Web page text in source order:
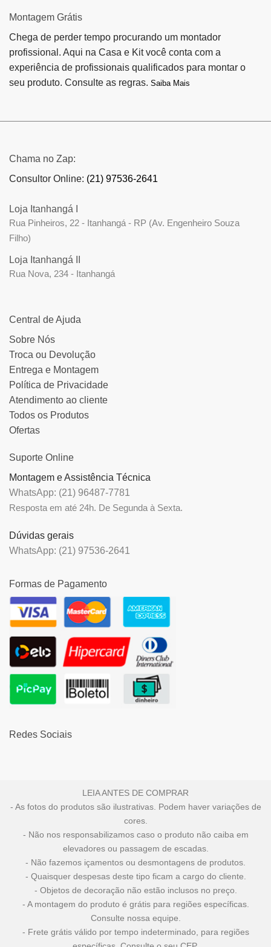
Montagem Grátis
Chega de perder tempo procurando um montador
profissional. Aqui na Casa e Kit você conta com a
experiência de profissionais qualificados para montar o
seu produto. Consulte as regras. Saiba Mais
Chama no Zap:
Consultor Online: (21) 97536-2641
Loja Itanhangá I
Rua Pinheiros, 22 - Itanhangá - RP (Av. Engenheiro Souza
Filho)
Loja Itanhangá II
Rua Nova, 234 - Itanhangá
Central de Ajuda
Sobre Nós
Troca ou Devolução
Entrega e Montagem
Política de Privacidade
Atendimento ao cliente
Todos os Produtos
Ofertas
Suporte Online
Montagem e Assistência Técnica
WhatsApp: (21) 96487-7781
Resposta em até 24h. De Segunda à Sexta.
Dúvidas gerais
WhatsApp: (21) 97536-2641
Formas de Pagamento
Redes Sociais
LEIA ANTES DE COMPRAR
- As fotos do produtos são ilustrativas. Podem haver variações de
cores.
- Não nos responsabilizamos caso o produto não caiba em
elevadores ou passagem de escadas.
- Não fazemos içamentos ou desmontagens de produtos.
- Quaisquer despesas deste tipo ficam a cargo do cliente.
- Objetos de decoração não estão inclusos no preço.
- A montagem do produto é grátis para regiões específicas.
Consulte nossa equipe.
- Frete grátis válido por tempo indeterminado, para regiões